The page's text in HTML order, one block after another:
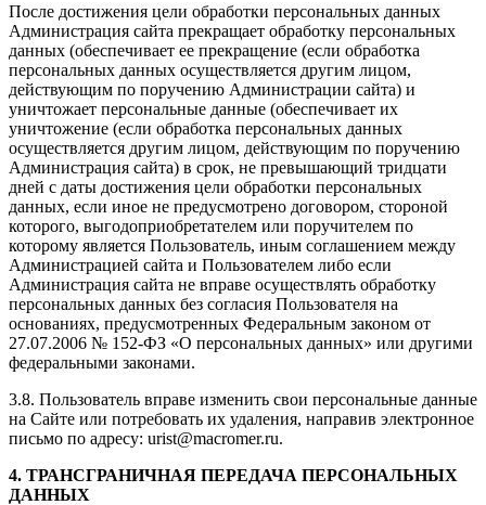
После достижения цели обработки персональных данных
Администрация сайта прекращает обработку персональных
данных (обеспечивает ее прекращение (если обработка
персональных данных осуществляется другим лицом,
действующим по поручению Администрации сайта) и
уничтожает персональные данные (обеспечивает их
уничтожение (если обработка персональных данных
осуществляется другим лицом, действующим по поручению
Администрация сайта) в срок, не превышающий тридцати
дней с даты достижения цели обработки персональных
данных, если иное не предусмотрено договором, стороной
которого, выгодоприобретателем или поручителем по
которому является Пользователь, иным соглашением между
Администрацией сайта и Пользователем либо если
Администрация сайта не вправе осуществлять обработку
персональных данных без согласия Пользователя на
основаниях, предусмотренных Федеральным законом от
27.07.2006 № 152-ФЗ «О персональных данных» или другими
федеральными законами.
3.8. Пользователь вправе изменить свои персональные данные
на Сайте или потребовать их удаления, направив электронное
письмо по адресу: urist@macromer.ru.
4. ТРАНСГРАНИЧНАЯ ПЕРЕДАЧА ПЕРСОНАЛЬНЫХ
ДАННЫХ